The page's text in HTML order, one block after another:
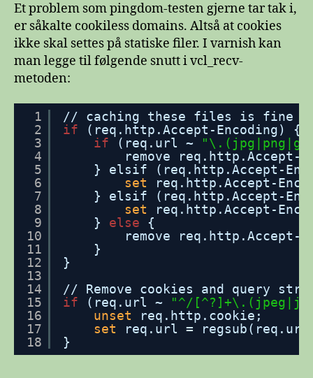
Et problem som pingdom-testen gjerne tar tak i,
er såkalte cookiless domains. Altså at cookies
ikke skal settes på statiske filer. I varnish kan
man legge til følgende snutt i vcl_recv-
metoden:
1
2
3
4
5
6
7
8
9
10
11
12
13
14
15
16
17
18
//
caching these files is fine
if
(req.http.Accept-Encoding) {
if
(req.url ~
remove req.http.Accept-
} elsif (req.http.Accept-
set
req.http.Accept-
} elsif (req.http.Accept-
set
req.http.Accept-
} else
{
remove req.http.Accept-
}
}
//
Remove cookies and query
if
(req.url ~
"^/
unset
req.http.cookie;
set
req.url =
}